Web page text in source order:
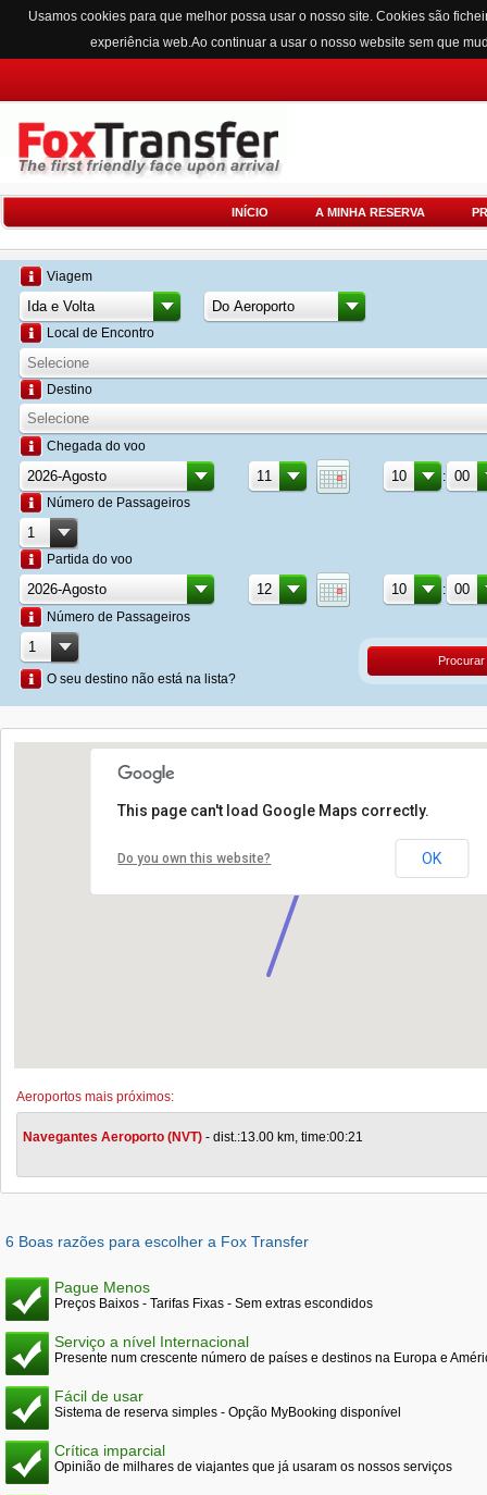
Usamos cookies para que melhor possa usar o nosso site. Cookies são
experiência web.Ao continuar a usar o nosso website sem que
INÍCIO A MINHA RESERVA
Viagem
Local de Encontro
Destino
Chegada do voo
:
Número de Passageiros
Partida do voo
:
Número de Passageiros
O seu destino não está na lista?
Procurar
This page can't load Google Maps correctly.
Do you own this website? OK
Aeroportos mais próximos:
Navegantes Aeroporto (NVT) - dist.:13.00 km, time:00:21
6 Boas razões para escolher a Fox Transfer
Pague Menos
Preços Baixos - Tarifas Fixas - Sem extras escondidos
Serviço a nível Internacional
Presente num crescente número de países e destinos na Europa e
Fácil de usar
Sistema de reserva simples - Opção MyBooking disponível
Crítica imparcial
Opinião de milhares de viajantes que já usaram os nossos serviços